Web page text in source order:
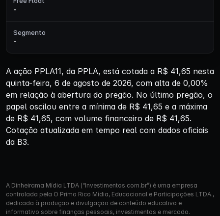
-
Segmento
-
A ação PPLA11, da PPLA, está cotada a R$ 41,65 nesta
quinta-feira, 6 de agosto de 2026, com alta de 0,00%
em relação à abertura do pregão. No último pregão, o
papel oscilou entre a mínima de R$ 41,65 e a máxima
de R$ 41,65, com volume financeiro de R$ 41,65.
Cotação atualizada em tempo real com dados oficiais
da B3.
A Dinheirama Mídia LTDA (“Investimentos.com.br”) é uma empresa
controlada pela O Primo Rico Mídia, Educacional e Participações LTDA.,
dedicada à produção e divulgação de conteúdo educativo e
informativo sobre finanças pessoais, investimentos e mercado.